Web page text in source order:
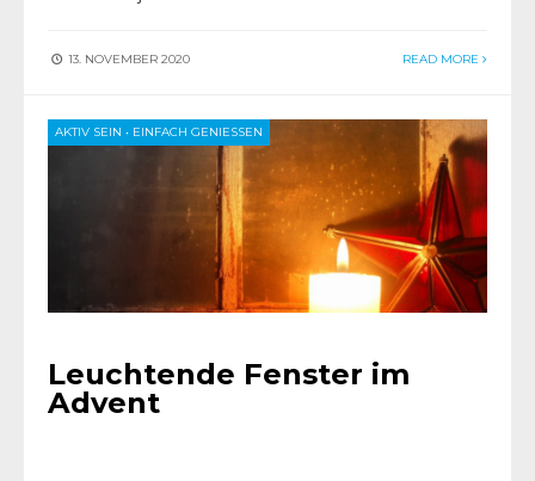
13. NOVEMBER 2020 READ MORE
AKTIV SEIN • EINFACH GENIESSEN
Leuchtende Fenster im
Advent